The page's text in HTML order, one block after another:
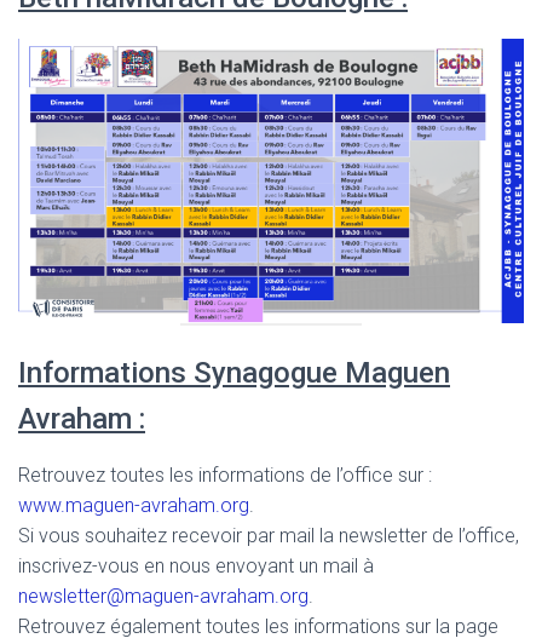
Informations Synagogue Maguen
Avraham :
Retrouvez toutes les informations de l’office sur :
www.maguen-avraham.org.
Si vous souhaitez recevoir par mail la newsletter de l’office,
inscrivez-vous en nous envoyant un mail à
newsletter@maguen-avraham.org.
Retrouvez également toutes les informations sur la page